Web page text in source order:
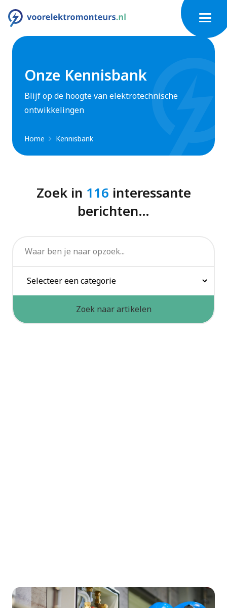
Onze Kennisbank
Blijf op de hoogte van elektrotechnische
ontwikkelingen
Home Kennisbank
Zoek in 116 interessante
berichten…